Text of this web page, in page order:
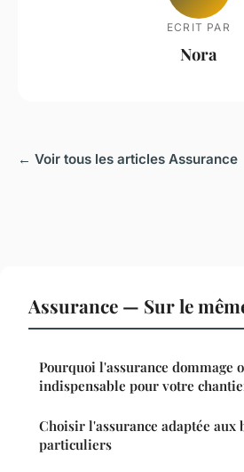
ECRIT PAR
Nora
← Voir tous les articles Assurance
Assurance — Sur le
Pourquoi l'assurance dommage
indispensable pour votre
Choisir l'assurance adaptée aux
particuliers